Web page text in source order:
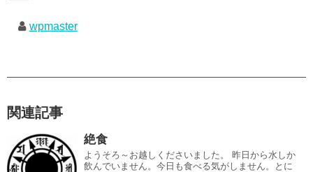
wpmaster
関連記事
絶食
ようそろ～お越しくださいました。 昨日から水しか
飲んでいません。今日も食べる気がしません。とに